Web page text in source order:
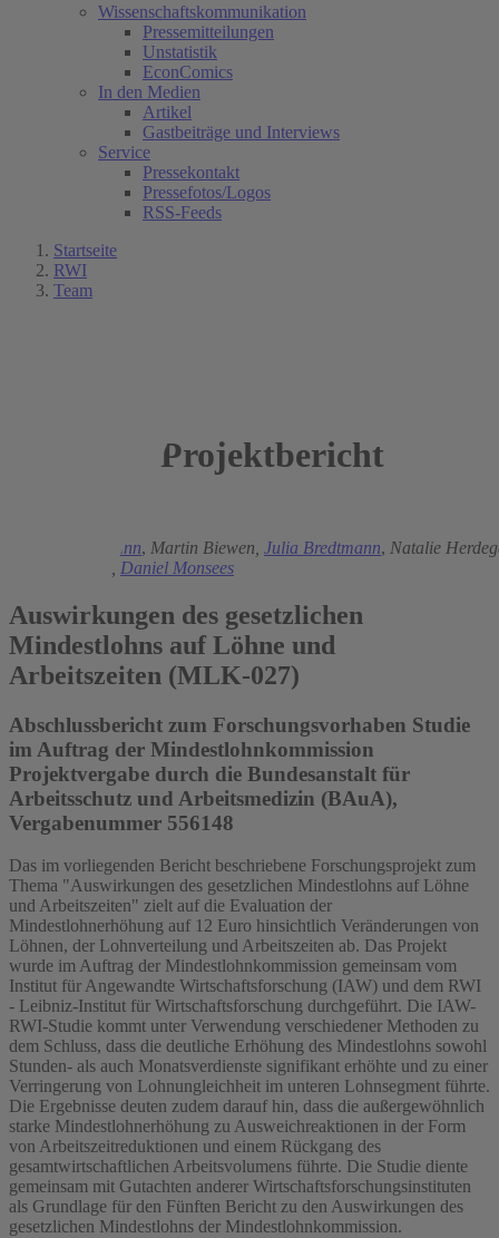
Wissenschaftskommunikation
Pressemitteilungen
Unstatistik
EconComics
In den Medien
Artikel
Gastbeiträge und Interviews
Service
Pressekontakt
Pressefotos/Logos
RSS-Feeds
Startseite
RWI
Team
Projektbericht
Ronald Bachmann, Martin Biewen, Julia Bredtmann, Natalie
Daniel Monsees
Auswirkungen des gesetzlichen
Mindestlohns auf Löhne und
Arbeitszeiten (MLK-027)
Abschlussbericht zum Forschungsvorhaben Studie
im Auftrag der Mindestlohnkommission
Projektvergabe durch die Bundesanstalt für
Arbeitsschutz und Arbeitsmedizin (BAuA),
Vergabenummer 556148
Das im vorliegenden Bericht beschriebene Forschungsprojekt zum
Thema "Auswirkungen des gesetzlichen Mindestlohns auf Löhne
und Arbeitszeiten" zielt auf die Evaluation der
Mindestlohnerhöhung auf 12 Euro hinsichtlich Veränderungen von
Löhnen, der Lohnverteilung und Arbeitszeiten ab. Das Projekt
wurde im Auftrag der Mindestlohnkommission gemeinsam vom
Institut für Angewandte Wirtschaftsforschung (IAW) und dem RWI
- Leibniz-Institut für Wirtschaftsforschung durchgeführt. Die IAW-
RWI-Studie kommt unter Verwendung verschiedener Methoden zu
dem Schluss, dass die deutliche Erhöhung des Mindestlohns sowohl
Stunden- als auch Monatsverdienste signifikant erhöhte und zu einer
Verringerung von Lohnungleichheit im unteren Lohnsegment führte.
Die Ergebnisse deuten zudem darauf hin, dass die außergewöhnlich
starke Mindestlohnerhöhung zu Ausweichreaktionen in der Form
von Arbeitszeitreduktionen und einem Rückgang des
gesamtwirtschaftlichen Arbeitsvolumens führte. Die Studie diente
gemeinsam mit Gutachten anderer Wirtschaftsforschungsinstituten
als Grundlage für den Fünften Bericht zu den Auswirkungen des
gesetzlichen Mindestlohns der Mindestlohnkommission.